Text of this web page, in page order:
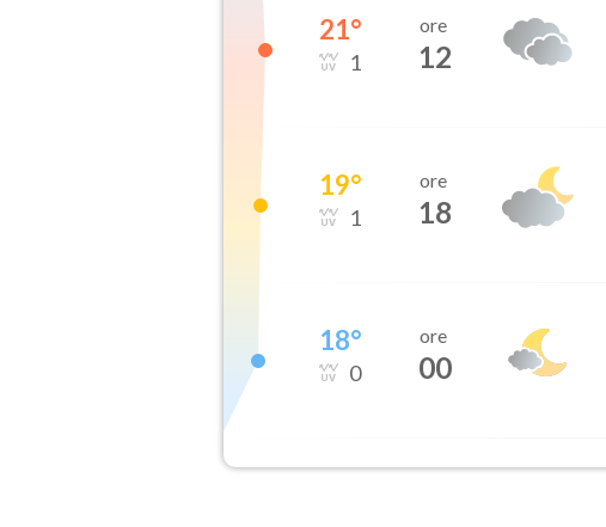
21°
1
ore
12
19°
1
ore
18
18°
0
ore
00